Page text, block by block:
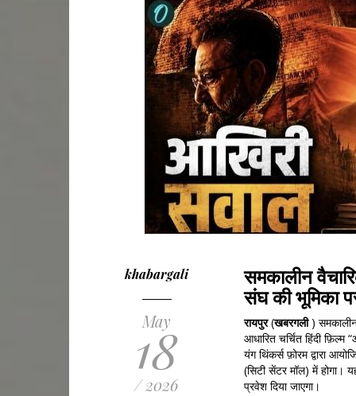
khabargali
May
18
/ 2026
समकालीन
संघ की भूमिका
रायपुर(खबरगली) समकालीन
आधारित चर्चित हिंदी
यंग थिंकर्स फ़ोरम द्वारा
(सिटी सेंटर मॉल) में
प्रवेश दिया जाएगा।